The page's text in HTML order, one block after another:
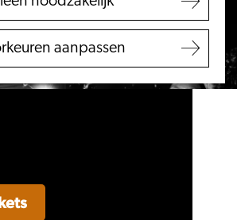
aanpassen
Bereikbaarheid
Regio Leiden